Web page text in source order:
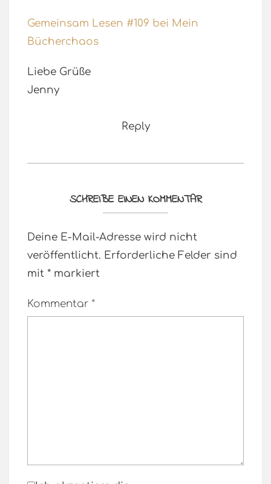
Gemeinsam Lesen #109 bei Mein
Bücherchaos
Liebe Grüße
Jenny
Reply
SCHREIBE EINEN KOMMENTAR
Deine E-Mail-Adresse wird nicht
veröffentlicht. Erforderliche Felder sind
mit * markiert
Kommentar *